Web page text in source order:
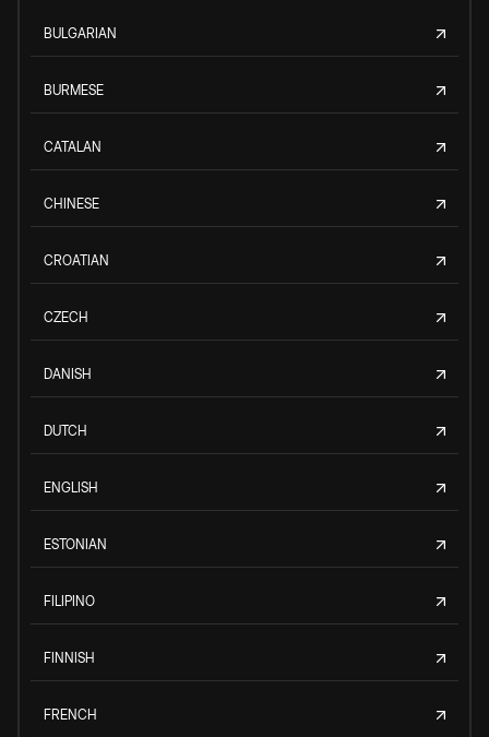
BULGARIAN
BURMESE
CATALAN
CHINESE
CROATIAN
CZECH
DANISH
DUTCH
ENGLISH
ESTONIAN
FILIPINO
FINNISH
FRENCH